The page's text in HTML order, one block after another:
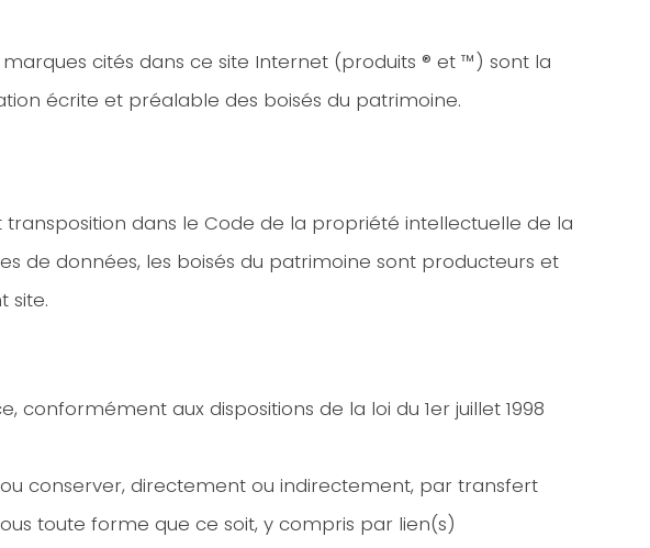
cités dans ce site Internet (produits ® et ™) sont la
écrite et préalable des boisés du patrimoine.
transposition dans le Code de la propriété intellectuelle de la
de données, les boisés du patrimoine sont producteurs et
site.
aux dispositions de la loi du 1er juillet 1998
conserver, directement ou indirectement, par transfert
toute forme que ce soit, y compris par lien(s)